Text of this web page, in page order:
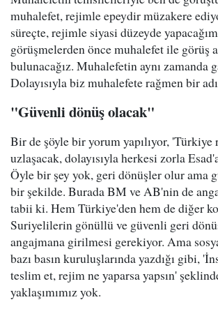
muhalefet, rejimle epeydir müzakere
süreçte, rejimle siyasi düzeyde
görüşmelerden önce muhalefet ile görüş
bulunacağız. Muhalefetin aynı zamanda
Dolayısıyla biz muhalefete rağmen bir
"Güvenli dönüş olacak"
Bir de şöyle bir yorum yapılıyor,
uzlaşacak, dolayısıyla herkesi zorla
Öyle bir şey yok, geri dönüşler olur ama
bir şekilde. Burada BM ve AB'nin de
tabii ki. Hem Türkiye'den hem de diğer
Suriyelilerin gönüllü ve güvenli geri
angajmana girilmesi gerekiyor. Ama
bazı basın kuruluşlarında yazdığı gibi,
teslim et, rejim ne yaparsa yapsın'
yaklaşımımız yok.